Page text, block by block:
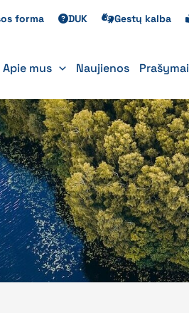
forma DUK Gestų kalba
Apie mus Naujienos Prašymai